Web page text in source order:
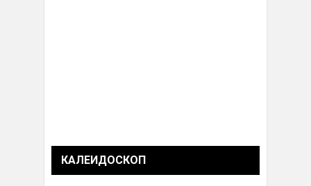
КАЛЕИДОСКОП